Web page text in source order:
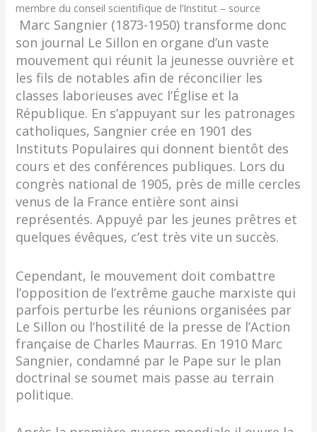
membre du conseil scientifique de l’Institut – source
Marc Sangnier (1873-1950) transforme donc
son journal Le Sillon en organe d’un vaste
mouvement qui réunit la jeunesse ouvrière et
les fils de notables afin de réconcilier les
classes laborieuses avec l’Église et la
République. En s’appuyant sur les patronages
catholiques, Sangnier crée en 1901 des
Instituts Populaires qui donnent bientôt des
cours et des conférences publiques. Lors du
congrès national de 1905, près de mille cercles
venus de la France entière sont ainsi
représentés. Appuyé par les jeunes prêtres et
quelques évêques, c’est très vite un succès.
Cependant, le mouvement doit combattre
l’opposition de l’extrême gauche marxiste qui
parfois perturbe les réunions organisées par
Le Sillon ou l’hostilité de la presse de l’Action
française de Charles Maurras. En 1910 Marc
Sangnier, condamné par le Pape sur le plan
doctrinal se soumet mais passe au terrain
politique.